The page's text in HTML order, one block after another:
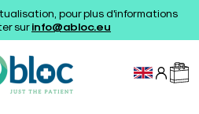
pour plus d'informations
surinfo@abloc.eu